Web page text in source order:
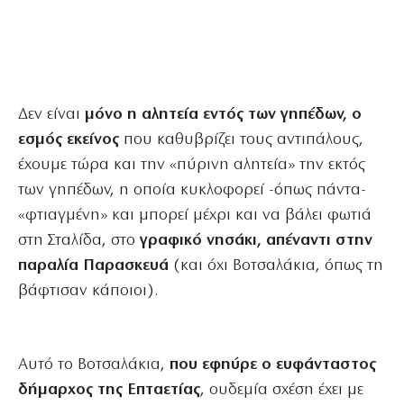
Δεν είναι μόνο η αλητεία εντός των γηπέδων, ο
εσμός εκείνος που καθυβρίζει τους αντιπάλους,
έχουμε τώρα και την «πύρινη αλητεία» την εκτός
των γηπέδων, η οποία κυκλοφορεί -όπως πάντα-
«φτιαγμένη» και μπορεί μέχρι και να βάλει φωτιά
στη Σταλίδα, στο γραφικό νησάκι, απέναντι στην
παραλία Παρασκευά (και όχι Βοτσαλάκια, όπως τη
βάφτισαν κάποιοι).
Αυτό το Βοτσαλάκια, που εφηύρε ο ευφάνταστος
δήμαρχος της Επταετίας, ουδεμία σχέση έχει με